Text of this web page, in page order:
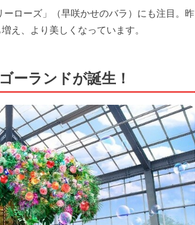
ローズ」（早咲かせのバラ）にも注目。昨
え、より美しくなっています。
ーランドが誕生！